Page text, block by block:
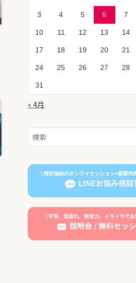
3 4 5 6 7
10 11 12 13 14
17 18 19 20 21
24 25 26 27 28
31
« 4月